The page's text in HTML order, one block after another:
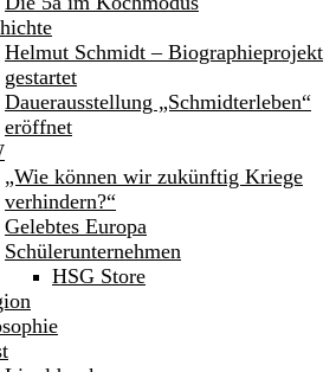
Helmut Schmidt – Biographieprojekt
gestartet
Dauerausstellung „Schmidterleben“
eröffnet
„Wie können wir zukünftig Kriege
verhindern?“
Gelebtes Europa
Schülerunternehmen
HSG Store